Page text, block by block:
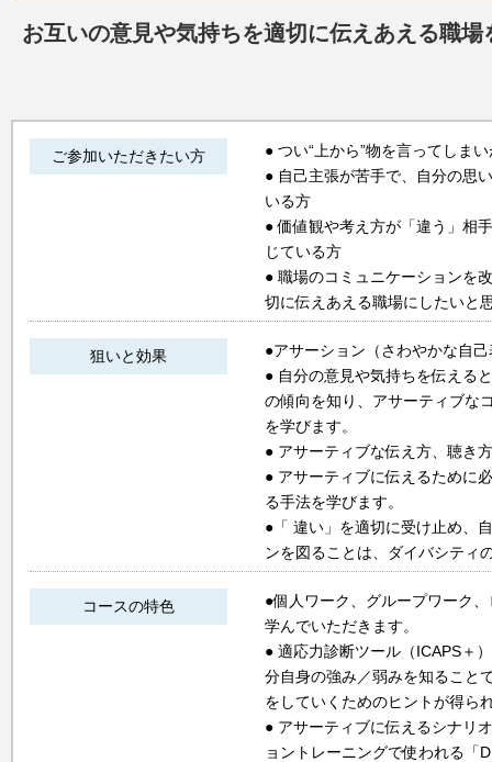
お互いの意見や気持ちを適切に伝えあえる職場
ご参加いただきたい方
● つい“上から”物を言ってしま
● 自己主張が苦手で、自分の思
いる方
● 価値観や考え方が「違う」相
じている方
● 職場のコミュニケーションを
切に伝えあえる職場にしたいと
狙いと効果
●アサーション（さわやかな自
● 自分の意見や気持ちを伝える
の傾向を知り、アサーティブな
を学びます。
● アサーティブな伝え方、聴き
● アサーティブに伝えるために
る手法を学びます。
●「 違い」を適切に受け止め、
ンを図ることは、ダイバシティ
コースの特色
●個人ワーク、グループワーク
学んでいただきます。
● 適応力診断ツール（ICAPS＋
分自身の強み／弱みを知ること
をしていくためのヒントが得ら
● アサーティブに伝えるシナリ
ョントレーニングで使われる「